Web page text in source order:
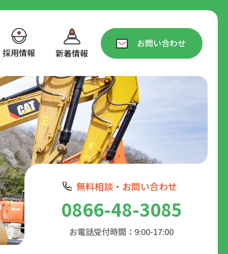
採用情報 新着情報
お問い合わせ
無料相談・お問い合わせ
0866-48-3085
お電話受付時間：9:00-17:00